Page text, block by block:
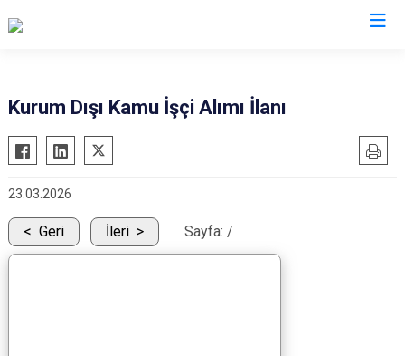
Akçadağ
Arapgir
Arguvan
Battalgazi
Darende
Pütürge
Yazıhan
Kurum Dışı Kamu İşçi Alımı İlanı
23.03.2026
Geri İleri Sayfa: /